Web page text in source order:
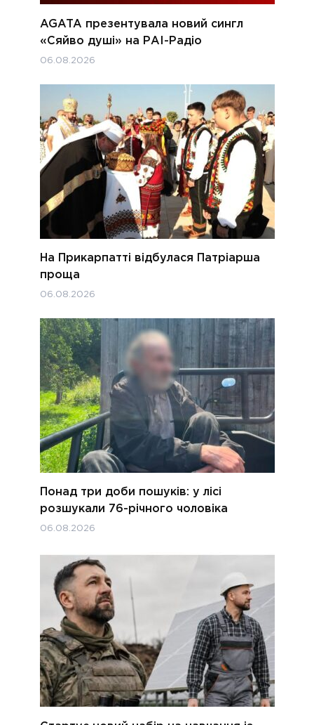
AGATA презентувала новий сингл
«Сяйво душі» на РАІ-Радіо
06.08.2026
На Прикарпатті відбулася Патріарша
проща
06.08.2026
Понад три доби пошуків: у лісі
розшукали 76-річного чоловіка
06.08.2026